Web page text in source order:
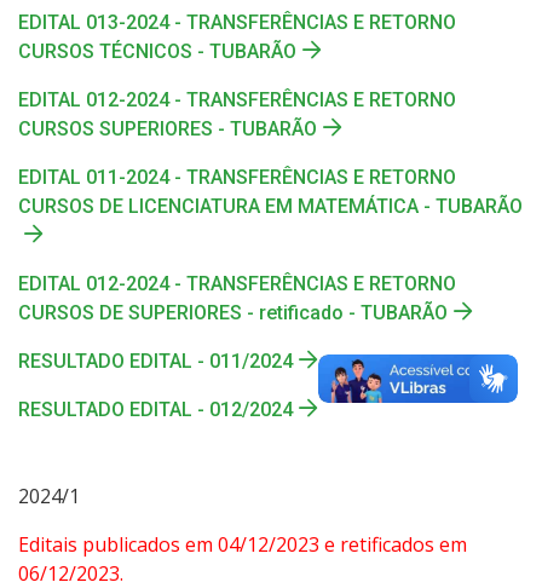
EDITAL 013-2024 - TRANSFERÊNCIAS E RETORNO
CURSOS TÉCNICOS - TUBARÃO
EDITAL 012-2024 - TRANSFERÊNCIAS E RETORNO
CURSOS SUPERIORES - TUBARÃO
EDITAL 011-2024 - TRANSFERÊNCIAS E RETORNO
CURSOS DE LICENCIATURA EM MATEMÁTICA - TUBARÃO
EDITAL 012-2024 - TRANSFERÊNCIAS E RETORNO
CURSOS DE SUPERIORES - retificado - TUBARÃO
RESULTADO EDITAL - 011/2024
RESULTADO EDITAL - 012/2024
2024/1
Editais publicados em 04/12/2023 e retificados em
06/12/2023.